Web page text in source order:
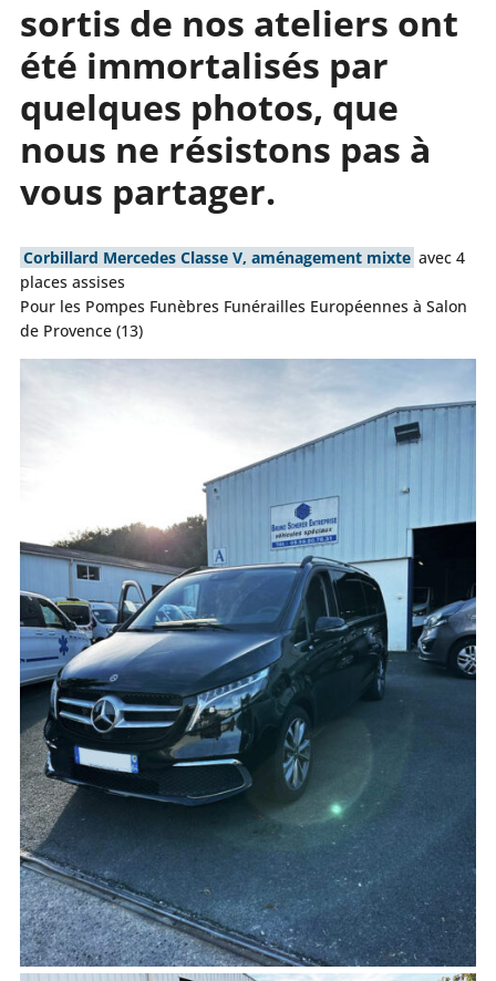
sortis de nos ateliers ont
été immortalisés par
quelques photos, que
nous ne résistons pas à
vous partager.
Corbillard Mercedes Classe V, aménagement mixte avec 4
places assises
Pour les Pompes Funèbres Funérailles Européennes à Salon
de Provence (13)